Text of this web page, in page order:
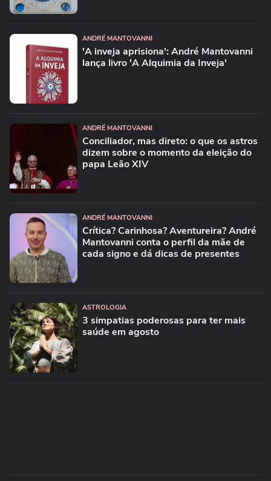
ANDRÉ MANTOVANNI
'A inveja aprisiona': André Mantovanni
lança livro 'A Alquimia da Inveja'
ANDRÉ MANTOVANNI
Conciliador, mas direto: o que os astros
dizem sobre o momento da eleição do
papa Leão XIV
ANDRÉ MANTOVANNI
Crítica? Carinhosa? Aventureira? André
Mantovanni conta o perfil da mãe de
cada signo e dá dicas de presentes
ASTROLOGIA
3 simpatias poderosas para ter mais
saúde em agosto